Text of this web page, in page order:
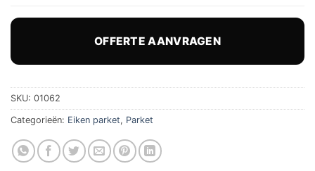
OFFERTE AANVRAGEN
SKU: 01062
Categorieën: Eiken parket, Parket